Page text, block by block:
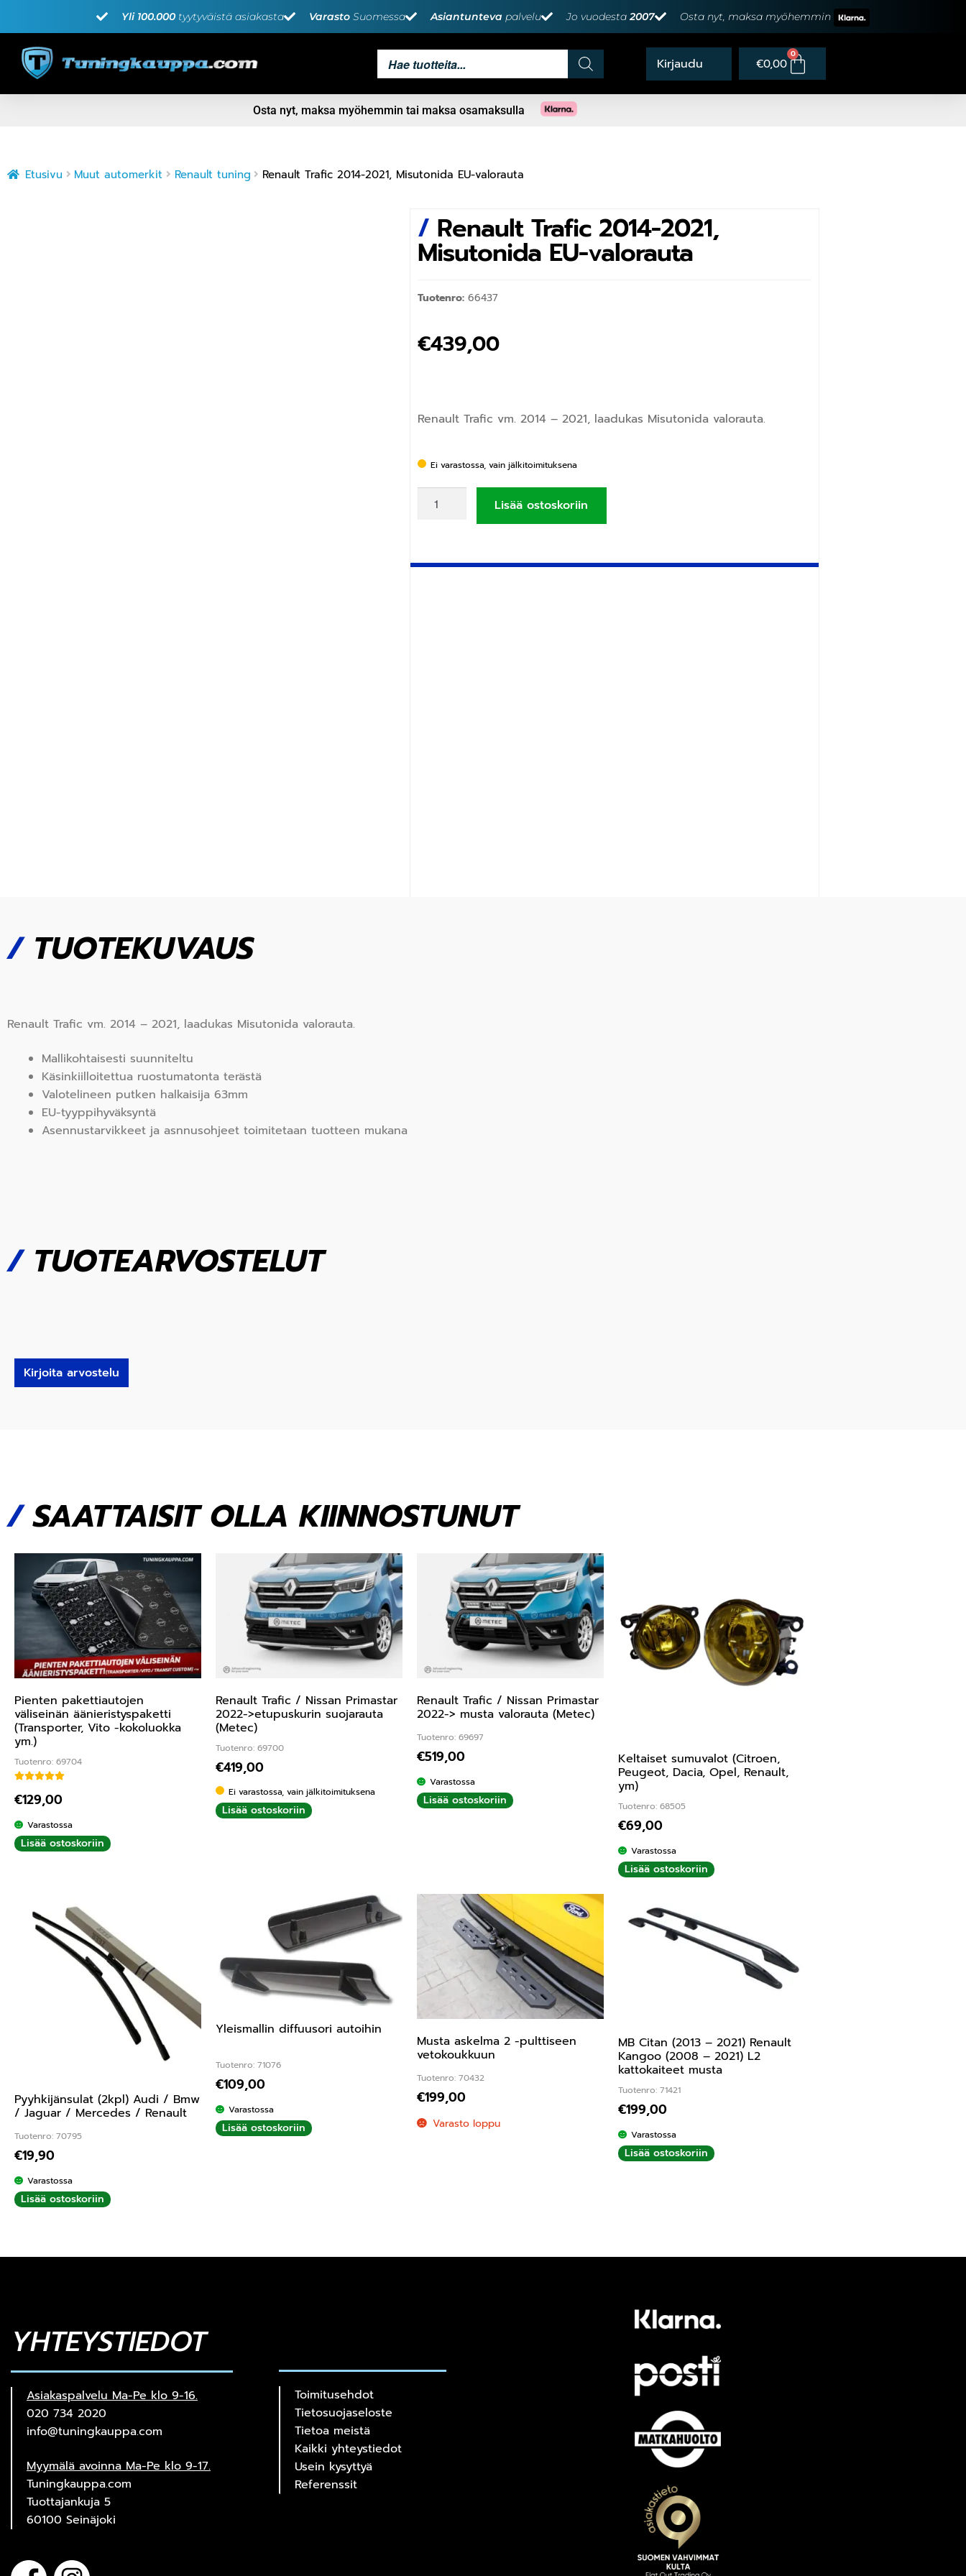
Yli 100.000 tyytyväistä asiakasta Varasto Suomessa Asiantunteva palvelu Jo vuodesta2007 Osta nyt, maksa myöhemmin
€0,00
0
Osta nyt, maksa myöhemmin tai maksa osamaksulla
Etusivu Muut automerkit Renault tuning Renault Trafic 2014-2021, Misutonida EU-valorauta
/ Renault Trafic 2014-2021,
Misutonida EU-valorauta
Tuotenro: 66437
€439,00
Renault Trafic vm. 2014 – 2021, laadukas Misutonida valorauta.
Ei varastossa, vain jälkitoimituksena
Lisää ostoskoriin
/TUOTEKUVAUS
Renault Trafic vm. 2014 – 2021, laadukas Misutonida valorauta.
Mallikohtaisesti suunniteltu
Käsinkiilloitettua ruostumatonta terästä
Valotelineen putken halkaisija 63mm
EU-tyyppihyväksyntä
Asennustarvikkeet ja asnnusohjeet toimitetaan tuotteen mukana
/TUOTEARVOSTELUT
Kirjoita arvostelu
/SAATTAISIT OLLA KIINNOSTUNUT
Pienten pakettiautojen
väliseinän äänieristyspaketti
(Transporter, Vito -kokoluokka
ym.)
Tuotenro: 69704
€129,00
Varastossa
Lisää ostoskoriin
Renault Trafic / Nissan Primastar
2022->etupuskurin suojarauta
(Metec)
Tuotenro: 69700
€419,00
Ei varastossa, vain jälkitoimituksena
Lisää ostoskoriin
Renault Trafic / Nissan Primastar
2022-> musta valorauta (Metec)
Tuotenro: 69697
€519,00
Varastossa
Lisää ostoskoriin
Keltaiset sumuvalot (Citroen,
Peugeot, Dacia, Opel, Renault,
ym)
Tuotenro: 68505
€69,00
Varastossa
Lisää ostoskoriin
Pyyhkijänsulat (2kpl) Audi / Bmw
/ Jaguar / Mercedes / Renault
Tuotenro: 70795
€19,90
Varastossa
Lisää ostoskoriin
Yleismallin diffuusori autoihin
Tuotenro: 71076
€109,00
Varastossa
Lisää ostoskoriin
Musta askelma 2 -pulttiseen
vetokoukkuun
Tuotenro: 70432
€199,00
Varasto loppu
MB Citan (2013 – 2021) Renault
Kangoo (2008 – 2021) L2
kattokaiteet musta
Tuotenro: 71421
€199,00
Varastossa
Lisää ostoskoriin
YHTEYSTIEDOT
Asiakaspalvelu Ma-Pe klo 9-16.
020 734 2020
info@tuningkauppa.com
Myymälä avoinna Ma-Pe klo 9-17.
Tuningkauppa.com
Tuottajankuja 5
60100 Seinäjoki
Toimitusehdot
Tietosuojaseloste
Tietoa meistä
Kaikki yhteystiedot
Usein kysyttyä
Referenssit